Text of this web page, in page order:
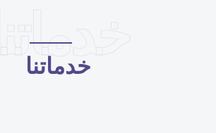
خدماتنا
خدماتنا